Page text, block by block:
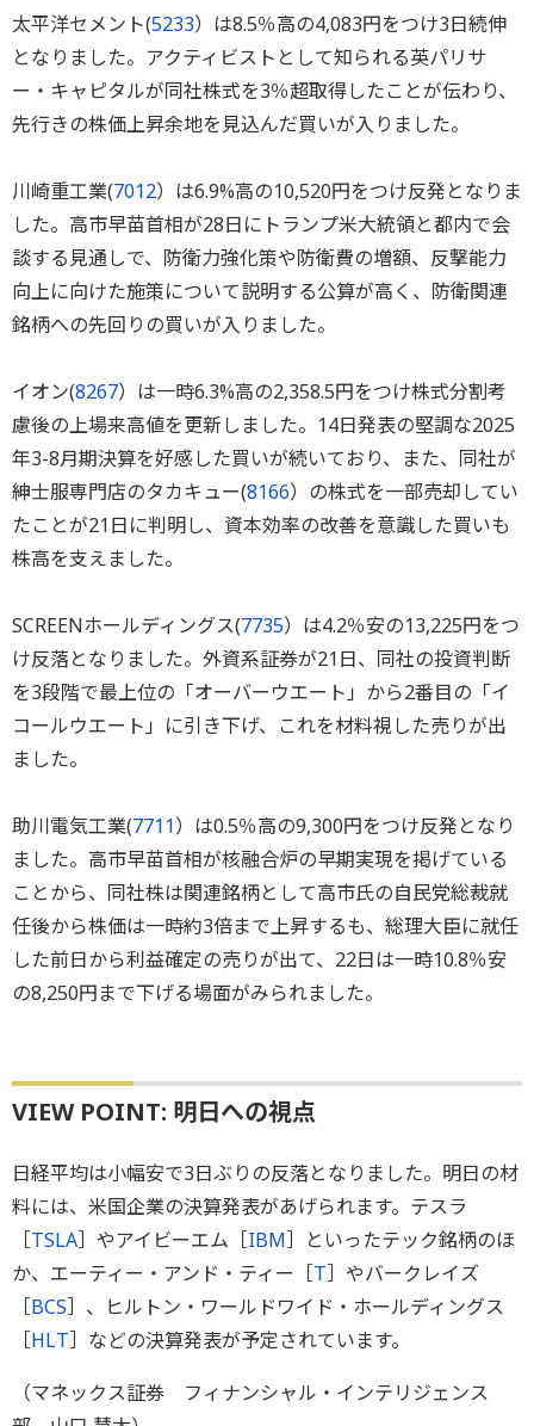
太平洋セメント(5233）は8.5％高の4,083円をつけ3日続伸
となりました。アクティビストとして知られる英パリサ
ー・キャピタルが同社株式を3％超取得したことが伝わり、
先行きの株価上昇余地を見込んだ買いが入りました。
川崎重工業(7012）は6.9%高の10,520円をつけ反発となりま
した。高市早苗首相が28日にトランプ米大統領と都内で会
談する見通しで、防衛力強化策や防衛費の増額、反撃能力
向上に向けた施策について説明する公算が高く、防衛関連
銘柄への先回りの買いが入りました。
イオン(8267）は一時6.3%高の2,358.5円をつけ株式分割考
慮後の上場来高値を更新しました。14日発表の堅調な2025
年3-8月期決算を好感した買いが続いており、また、同社が
紳士服専門店のタカキュー(8166）の株式を一部売却してい
たことが21日に判明し、資本効率の改善を意識した買いも
株高を支えました。
SCREENホールディングス(7735）は4.2％安の13,225円をつ
け反落となりました。外資系証券が21日、同社の投資判断
を3段階で最上位の「オーバーウエート」から2番目の「イ
コールウエート」に引き下げ、これを材料視した売りが出
ました。
助川電気工業(7711）は0.5％高の9,300円をつけ反発となり
ました。高市早苗首相が核融合炉の早期実現を掲げている
ことから、同社株は関連銘柄として高市氏の自民党総裁就
任後から株価は一時約3倍まで上昇するも、総理大臣に就任
した前日から利益確定の売りが出て、22日は一時10.8％安
の8,250円まで下げる場面がみられました。
VIEW POINT: 明日への視点
日経平均は小幅安で3日ぶりの反落となりました。明日の材
料には、米国企業の決算発表があげられます。テスラ
［TSLA］やアイビーエム［IBM］といったテック銘柄のほ
か、エーティー・アンド・ティー［T］やバークレイズ
［BCS］、ヒルトン・ワールドワイド・ホールディングス
［HLT］などの決算発表が予定されています。
（マネックス証券 フィナンシャル・インテリジェンス